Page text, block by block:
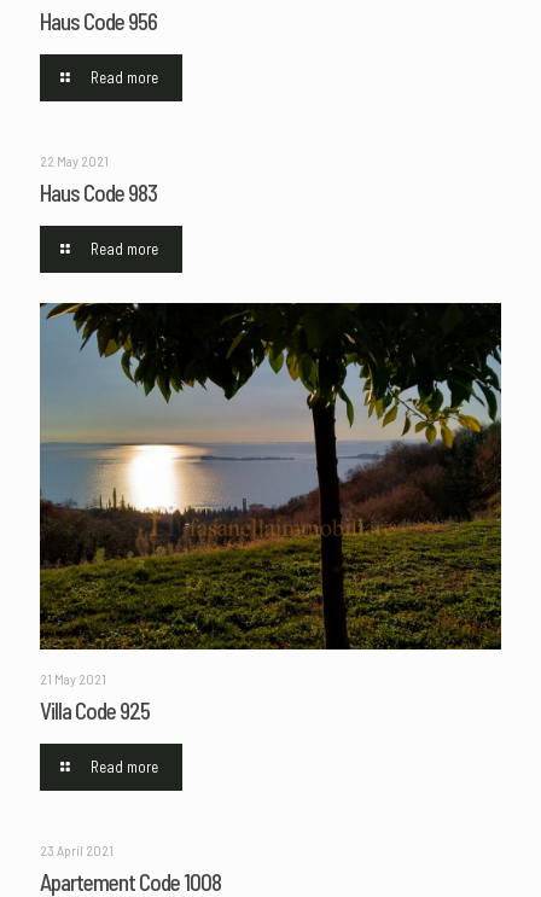
Haus Code 956
Read more
22 May 2021
Haus Code 983
Read more
21 May 2021
Villa Code 925
Read more
23 April 2021
Apartement Code 1008